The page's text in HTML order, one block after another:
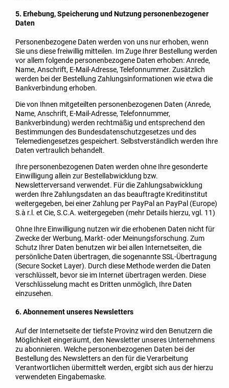
5. Erhebung, Speicherung und Nutzung personenbezogener
Daten
Personenbezogene Daten werden von uns nur erhoben, wenn
Sie uns diese freiwillig mitteilen. Im Zuge Ihrer Bestellung werden
vor allem folgende personenbezogene Daten erhoben: Anrede,
Name, Anschrift, E-Mail-Adresse, Telefonnummer. Zusätzlich
werden bei der Bestellung Zahlungsinformationen wie etwa die
Bankverbindung erhoben.
Die von Ihnen mitgeteilten personenbezogenen Daten (Anrede,
Name, Anschrift, E-Mail-Adresse, Telefonnummer,
Bankverbindung) werden rechtmäßig und entsprechend den
Bestimmungen des Bundesdatenschutzgesetzes und des
Telemediengesetzes gespeichert. Selbstverständlich werden Ihre
Daten vertraulich behandelt.
Ihre personenbezogenen Daten werden ohne Ihre gesonderte
Einwilligung allein zur Bestellabwicklung bzw.
Newsletterversand verwendet. Für die Zahlungsabwicklung
werden Ihre Zahlungsdaten an das beauftragte Kreditinstitut
weitergegeben, bei einer Zahlung per PayPal an PayPal (Europe)
S.à r.l. et Cie, S.C.A. weitergegeben (mehr Details hierzu, vgl. 11)
Ohne Ihre Einwilligung nutzen wir die erhobenen Daten nicht für
Zwecke der Werbung, Markt- oder Meinungsforschung. Zum
Schutz Ihrer Daten benutzen wir bei allen Internetseiten, die
persönliche Daten übertragen, die sogenannte SSL-Übertragung
(Secure Socket Layer). Durch diese Methode werden die Daten
verschlüsselt, bevor sie im Internet übertragen werden. Diese
Verschlüsselung macht es Dritten unmöglich, Ihre Daten
einzusehen.
6. Abonnement unseres Newsletters
Auf der Internetseite der tiefste Provinz wird den Benutzern die
Möglichkeit eingeräumt, den Newsletter unseres Unternehmens
zu abonnieren. Welche personenbezogenen Daten bei der
Bestellung des Newsletters an den für die Verarbeitung
Verantwortlichen übermittelt werden, ergibt sich aus der hierzu
verwendeten Eingabemaske.